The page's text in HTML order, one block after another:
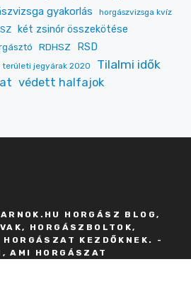
gyakorlás
horgászvizsga kvíz
két zsinór összekötése
RDHSZ RSD
területi jegyárak 2020
Tilalmi idők
védett halfajok
HORGÁSZ BLOG,
HORGÁSZBOLTOK,
HORGÁSZAT KEZDŐKNEK. -
AMI HORGÁSZAT